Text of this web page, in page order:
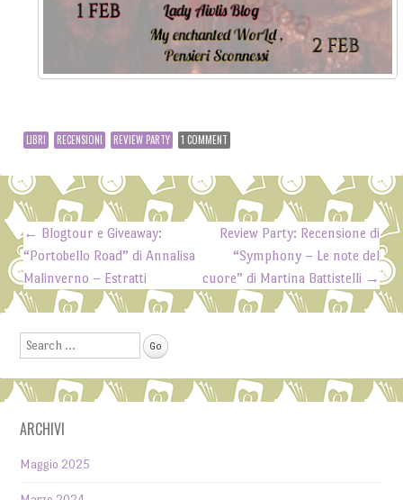
LIBRI RECENSIONI REVIEW PARTY 1 COMMENT
Post navigation
← Blogtour e Giveaway:
“Portobello Road” di Annalisa
Malinverno – Estratti
Review Party: Recensione di
“Symphony – Le note del
cuore” di Martina Battistelli →
Search
ARCHIVI
Maggio 2025